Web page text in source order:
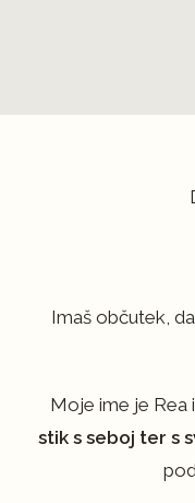
Imaš občutek,
Moje ime je Rea
stik s seboj ter s